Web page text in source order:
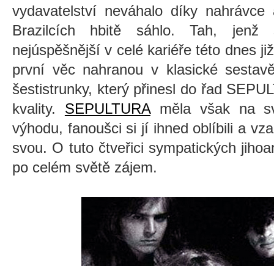
vydavatelství neváhalo díky
Brazilcích hbitě sáhlo. Tah, jenž
nejúspěšnější v celé kariéře této dnes
první věc nahranou v klasické
šestistrunky, který přinesl do řad
kvality. SEPULTURAměla však na
výhodu, fanoušci si jí ihned oblíbili a
svou. O tuto čtveřici sympatických
po celém světě zájem.